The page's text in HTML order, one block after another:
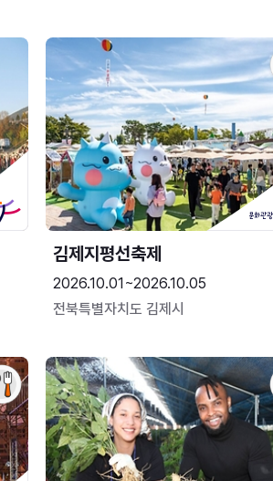
김제지평선축제
2026.10.01~2026.10.05
전북특별자치도 김제시